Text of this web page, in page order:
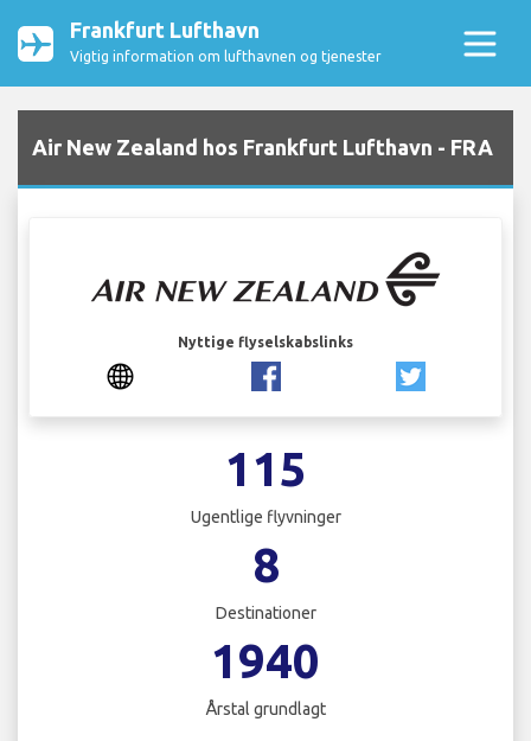
Frankfurt Lufthavn
Vigtig information om lufthavnen og tjenester
Air New Zealand hos Frankfurt Lufthavn - FRA
Nyttige flyselskabslinks
115
Ugentlige flyvninger
8
Destinationer
1940
Årstal grundlagt